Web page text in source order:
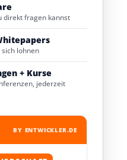
direkt fragen kannst
sich lohnen
+ Kurse
jederzeit
BY ENTWICKLER.DE